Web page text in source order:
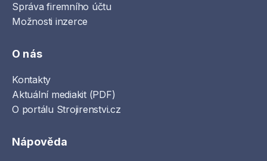
Správa firemního účtu
Možnosti inzerce
O nás
Kontakty
Aktuální mediakit (PDF)
O portálu Strojirenstvi.cz
Nápověda